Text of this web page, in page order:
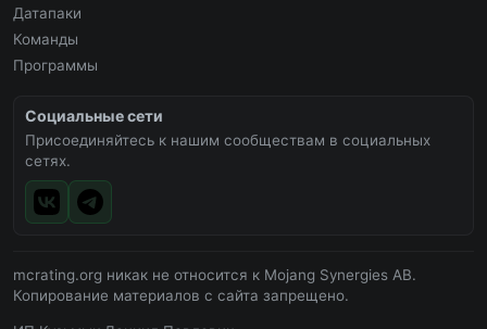
Датапаки
Команды
Программы
Социальные сети
Присоединяйтесь к нашим сообществам в социальных
сетях.
mcrating.org никак не относится к Mojang Synergies AB.
Копирование материалов с сайта запрещено.